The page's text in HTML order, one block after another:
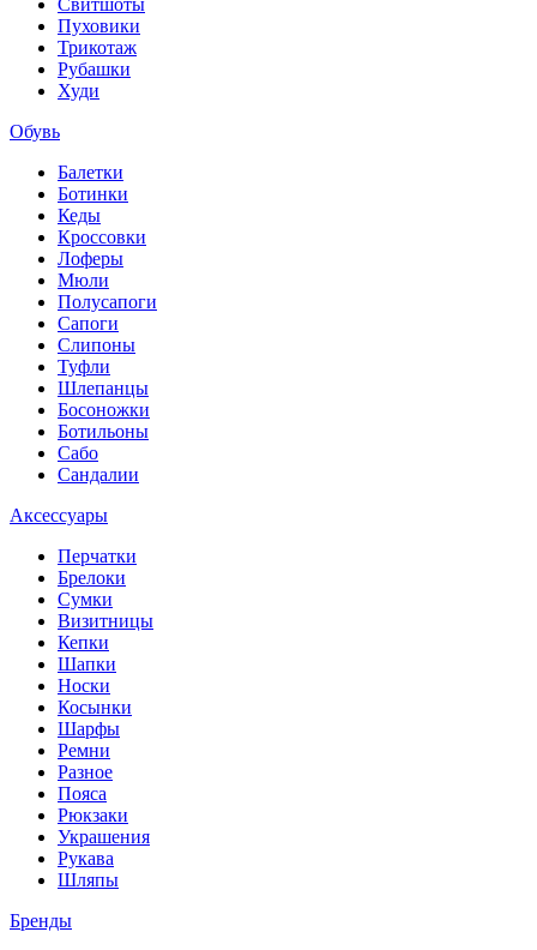
Свитшоты
Пуховики
Трикотаж
Рубашки
Худи
Обувь
Балетки
Ботинки
Кеды
Кроссовки
Лоферы
Мюли
Полусапоги
Сапоги
Слипоны
Туфли
Шлепанцы
Босоножки
Ботильоны
Сабо
Сандалии
Аксессуары
Перчатки
Брелоки
Сумки
Визитницы
Кепки
Шапки
Носки
Косынки
Шарфы
Ремни
Разное
Пояса
Рюкзаки
Украшения
Рукава
Шляпы
Бренды